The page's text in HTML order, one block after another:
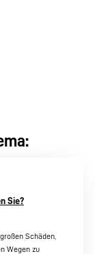
Sie?
Schäden,
Wegen zu